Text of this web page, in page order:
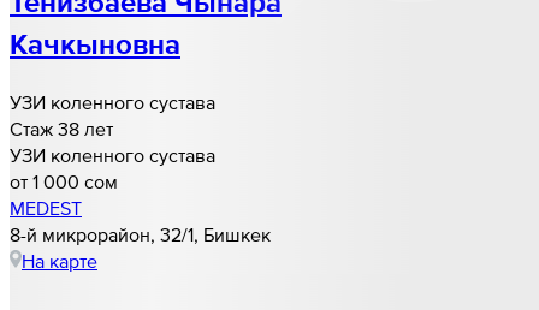
Качкыновна
УЗИ коленного сустава
Стаж 38 лет
УЗИ коленного сустава
от 1 000 cом
MEDEST
8-й микрорайон, 32/1, Бишкек
На карте